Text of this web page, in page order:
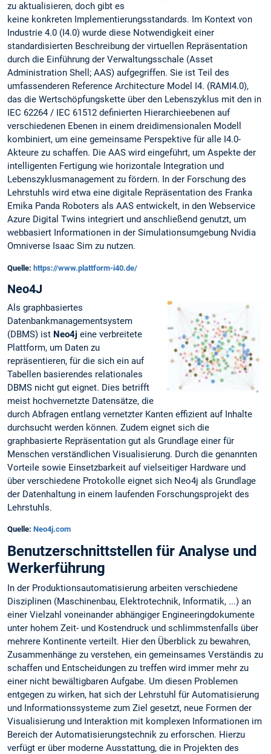
zu aktualisieren, doch gibt es
keine konkreten Implementierungsstandards. Im Kontext von
Industrie 4.0 (I4.0) wurde diese Notwendigkeit einer
standardisierten Beschreibung der virtuellen Repräsentation
durch die Einführung der Verwaltungsschale (Asset
Administration Shell; AAS) aufgegriffen. Sie ist Teil des
umfassenderen Reference Architecture Model I4. (RAMI4.0),
das die Wertschöpfungskette über den Lebenszyklus mit den in
IEC 62264 / IEC 61512 definierten Hierarchieebenen auf
verschiedenen Ebenen in einem dreidimensionalen Modell
kombiniert, um eine gemeinsame Perspektive für alle I4.0-
Akteure zu schaffen. Die AAS wird eingeführt, um Aspekte der
intelligenten Fertigung wie horizontale Integration und
Lebenszyklusmanagement zu fördern. In der Forschung des
Lehrstuhls wird etwa eine digitale Repräsentation des Franka
Emika Panda Roboters als AAS entwickelt, in den Webservice
Azure Digital Twins integriert und anschließend genutzt, um
webbasiert Informationen in der Simulationsumgebung Nvidia
Omniverse Isaac Sim zu nutzen.
Quelle: https://www.plattform-i40.de/
Neo4J
Als graphbasiertes
Datenbankmanagementsystem
(DBMS) ist Neo4j eine verbreitete
Plattform, um Daten zu
repräsentieren, für die sich ein auf
Tabellen basierendes relationales
DBMS nicht gut eignet. Dies betrifft
meist hochvernetzte Datensätze, die
durch Abfragen entlang vernetzter Kanten effizient auf Inhalte
durchsucht werden können. Zudem eignet sich die
graphbasierte Repräsentation gut als Grundlage einer für
Menschen verständlichen Visualisierung. Durch die genannten
Vorteile sowie Einsetzbarkeit auf vielseitiger Hardware und
über verschiedene Protokolle eignet sich Neo4j als Grundlage
der Datenhaltung in einem laufenden Forschungsprojekt des
Lehrstuhls.
Quelle: Neo4j.com
Benutzerschnittstellen für Analyse und
Werkerführung
In der Produktionsautomatisierung arbeiten verschiedene
Disziplinen (Maschinenbau, Elektrotechnik, Informatik, ...) an
einer Vielzahl voneinander abhängiger Engineeringdokumente
unter hohem Zeit- und Kostendruck und schlimmstenfalls über
mehrere Kontinente verteilt. Hier den Überblick zu bewahren,
Zusammenhänge zu verstehen, ein gemeinsames Verständis zu
schaffen und Entscheidungen zu treffen wird immer mehr zu
einer nicht bewältigbaren Aufgabe. Um diesen Problemen
entgegen zu wirken, hat sich der Lehrstuhl für Automatisierung
und Informationssysteme zum Ziel gesetzt, neue Formen der
Visualisierung und Interaktion mit komplexen Informationen im
Bereich der Automatisierungstechnik zu erforschen. Hierzu
verfügt er über moderne Ausstattung, die in Projekten des